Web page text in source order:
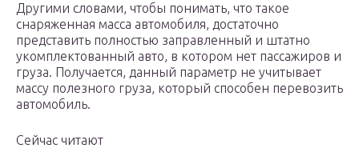
Другими словами, чтобы понимать, что такое
снаряженная масса автомобиля, достаточно
представить полностью заправленный и штатно
укомплектованный авто, в котором нет пассажиров и
груза. Получается, данный параметр не учитывает
массу полезного груза, который способен перевозить
автомобиль.
Сейчас читают